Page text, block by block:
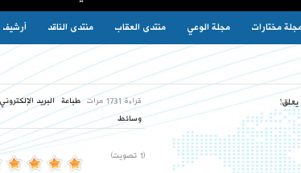
مختارات مجلة الوعي منتدى العقاب منتدى الناقد أرشيف
قراءة 1731 مرات طباعة
البريد الإلكتروني
وسائط
(1 تصويت)